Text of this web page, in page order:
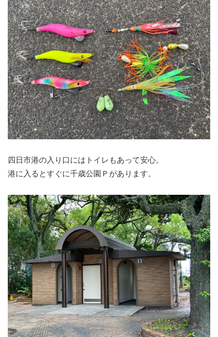
四日市港の入り口にはトイレもあって安心。
港に入るとすぐに千歳公園Ｐがあります。